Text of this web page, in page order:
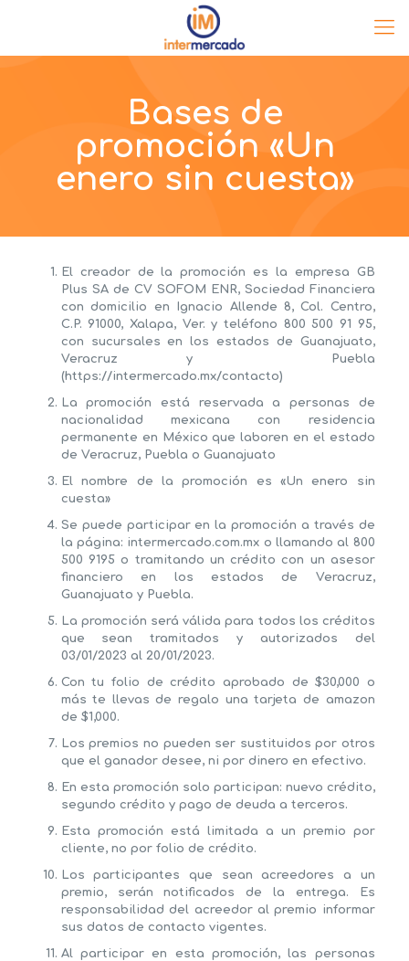
Bases de
promoción «Un
enero sin cuesta»
El creador de la promoción es la empresa GB
Plus SA de CV SOFOM ENR, Sociedad Financiera
con domicilio en Ignacio Allende 8, Col. Centro,
C.P. 91000, Xalapa, Ver. y teléfono 800 500 91 95,
con sucursales en los estados de Guanajuato,
Veracruz y Puebla
(https://intermercado.mx/contacto)
La promoción está reservada a personas de
nacionalidad mexicana con residencia
permanente en México que laboren en el estado
de Veracruz, Puebla o Guanajuato
El nombre de la promoción es «Un enero sin
cuesta»
Se puede participar en la promoción a través de
la página: intermercado.com.mx o llamando al 800
500 9195 o tramitando un crédito con un asesor
financiero en los estados de Veracruz,
Guanajuato y Puebla.
La promoción será válida para todos los créditos
que sean tramitados y autorizados del
03/01/2023 al 20/01/2023.
Con tu folio de crédito aprobado de $30,000 o
más te llevas de regalo una tarjeta de amazon
de $1,000.
Los premios no pueden ser sustituidos por otros
que el ganador desee, ni por dinero en efectivo.
En esta promoción solo participan: nuevo crédito,
segundo crédito y pago de deuda a terceros.
Esta promoción está limitada a un premio por
cliente, no por folio de crédito.
Los participantes que sean acreedores a un
premio, serán notificados de la entrega. Es
responsabilidad del acreedor al premio informar
sus datos de contacto vigentes.
Al participar en esta promoción, las personas